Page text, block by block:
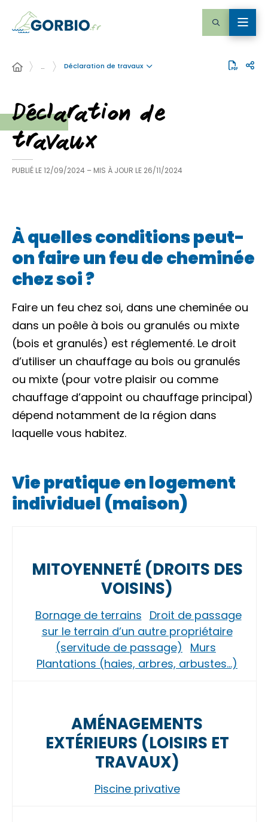
… Déclaration de travaux
Déclaration de
travaux
PUBLIÉ LE12/09/2024 – MIS À JOUR LE 26/11/2024
À quelles conditions peut-
on faire un feu de cheminée
chez soi ?
Faire un feu chez soi, dans une cheminée ou
dans un poêle à bois ou granulés ou mixte
(bois et granulés) est réglementé. Le droit
d’utiliser un chauffage au bois ou granulés
ou mixte (pour votre plaisir ou comme
chauffage d’appoint ou chauffage principal)
dépend notamment de la région dans
laquelle vous habitez.
Vie pratique en logement
individuel (maison)
MITOYENNETÉ (DROITS DES
VOISINS)
Bornage de terrains Droit de passage
sur le terrain d’un autre propriétaire
(servitude de passage)
Murs
Plantations (haies, arbres, arbustes…)
AMÉNAGEMENTS
EXTÉRIEURS (LOISIRS ET
TRAVAUX)
Piscine privative